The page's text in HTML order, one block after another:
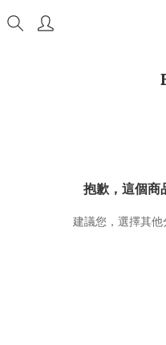
抱歉，這個商
建議您，選擇其